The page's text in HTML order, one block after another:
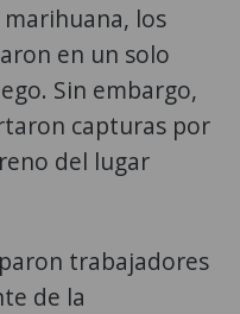
los
en un solo
Sin embargo,
capturas por
del lugar
trabajadores
de la